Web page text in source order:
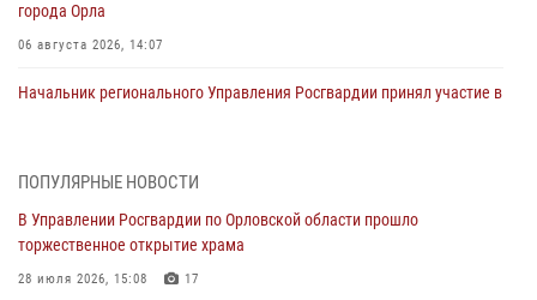
города Орла
06 августа 2026, 14:07
Начальник регионального Управления Росгвардии принял участие в
первое полугодие
05 августа 2026, 13:12
ПОПУЛЯРНЫЕ НОВОСТИ
В Управлении Росгвардии по Орловской области прошло
торжественное открытие храма
28 июля 2026, 15:08 17